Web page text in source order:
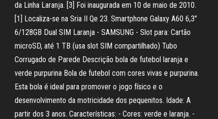
da Linha Laranja. [3] Foi inaugurada em 10 de maio de 2010.
[1] Localiza-se na Sria II Qe 23. Smartphone Galaxy A60 6,3"
6/128GB Dual SIM Laranja - SAMSUNG - Slot para: Cartão
microSD, até 1 TB (usa slot SIM compartilhado) Tubo
Corrugado de Parede Descrição bola de futebol laranja e
verde purpurina Bola de futebol com cores vivas e purpurina.
Esta bola é ideal para promover o jogo físico e o
desenvolvimento da motricidade dos pequenitos. Idade: A
partir dos 3 anos. Características: - Cores: verde e laranja. -